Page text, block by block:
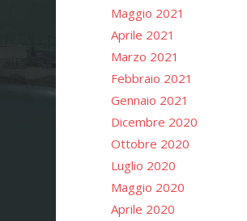
Maggio 2021
Aprile 2021
Marzo 2021
Febbraio 2021
Gennaio 2021
Dicembre 2020
Ottobre 2020
Luglio 2020
Maggio 2020
Aprile 2020